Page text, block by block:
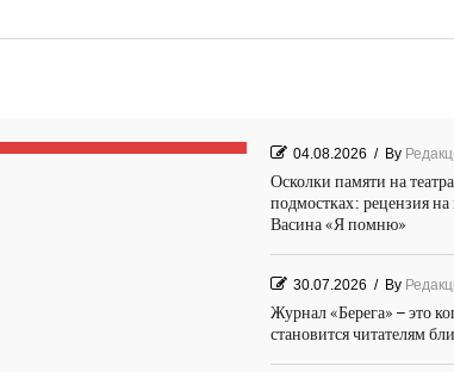
04.08.2026 / By
Осколки памяти на
подмостках: рецензия
Васина «Я помню»
30.07.2026 / By
Журнал «Берега» – это
становится читателям